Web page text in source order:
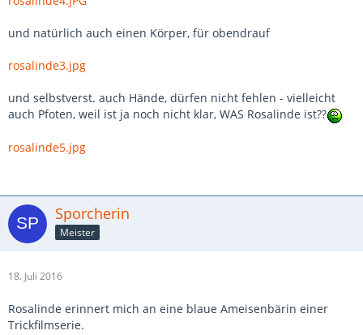
und natürlich auch einen Körper, für obendrauf
rosalinde3.jpg
und selbstverst. auch Hände, dürfen nicht fehlen - vielleicht
auch Pfoten, weil ist ja noch nicht klar, WAS Rosalinde ist??
rosalinde5.jpg
Sporcherin
Meister
18. Juli 2016
Rosalinde erinnert mich an eine blaue Ameisenbärin einer
Trickfilmserie.